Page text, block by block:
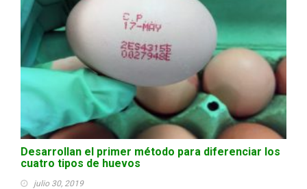
Desarrollan el primer método para diferenciar los
cuatro tipos de huevos
julio 30, 2019